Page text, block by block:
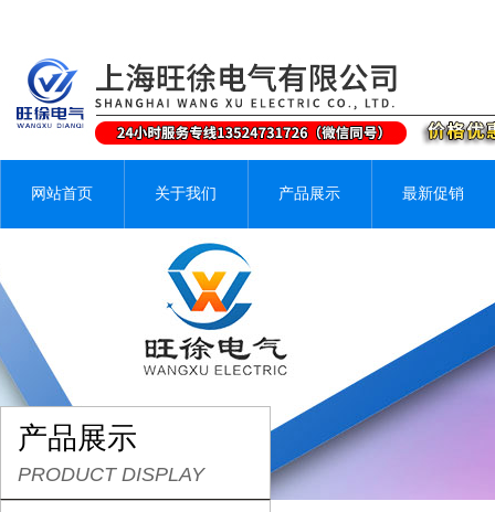
网站首页 关于我们 产品展示 最新促销
产品展示
PRODUCT DISPLAY